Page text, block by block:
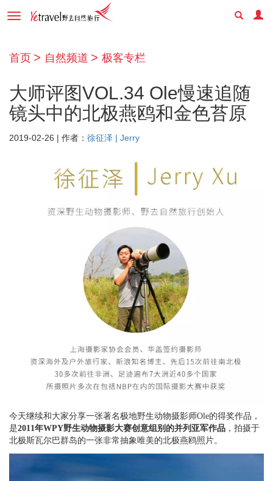
Toggle
首页 自然频道 极客专栏
大师评图VOL.34 Ole慢速追随
镜头中的北极燕鸥和金色苔原
2019-02-26 | 作者： 徐征泽 | Jerry
今天继续和大家分享一张著名极地野生动物摄影师Ole的得奖作品，
是2011年WPY野生动物摄影大赛创意组别的并列亚军作品 ，拍摄于
北极斯瓦尔巴群岛的一张非常抽象唯美的北极燕鸥照片。